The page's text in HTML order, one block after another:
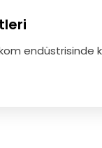
endüstrisinde